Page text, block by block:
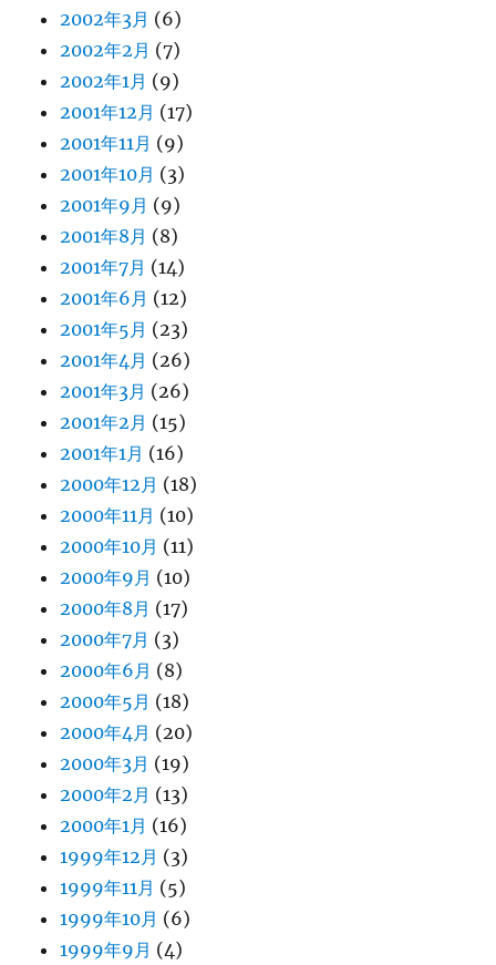
2002年3月 (6)
2002年2月 (7)
2002年1月 (9)
2001年12月 (17)
2001年11月 (9)
2001年10月 (3)
2001年9月 (9)
2001年8月 (8)
2001年7月 (14)
2001年6月 (12)
2001年5月 (23)
2001年4月 (26)
2001年3月 (26)
2001年2月 (15)
2001年1月 (16)
2000年12月 (18)
2000年11月 (10)
2000年10月 (11)
2000年9月 (10)
2000年8月 (17)
2000年7月 (3)
2000年6月 (8)
2000年5月 (18)
2000年4月 (20)
2000年3月 (19)
2000年2月 (13)
2000年1月 (16)
1999年12月 (3)
1999年11月 (5)
1999年10月 (6)
1999年9月 (4)